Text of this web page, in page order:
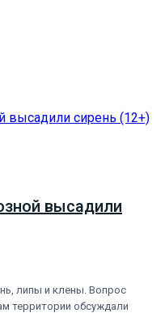
высадили
липы и клены. Вопрос
территории обсуждали